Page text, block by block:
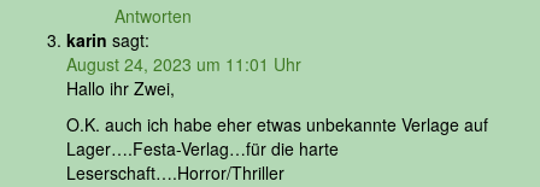
Antworten
karin sagt:
August 24, 2023 um 11:01 Uhr
Hallo ihr Zwei,
O.K. auch ich habe eher etwas unbekannte Verlage auf
Lager….Festa-Verlag…für die harte
Leserschaft….Horror/Thriller